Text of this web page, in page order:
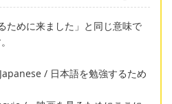
ために来ました」と同じ意味で
/ 日本語を勉強するため